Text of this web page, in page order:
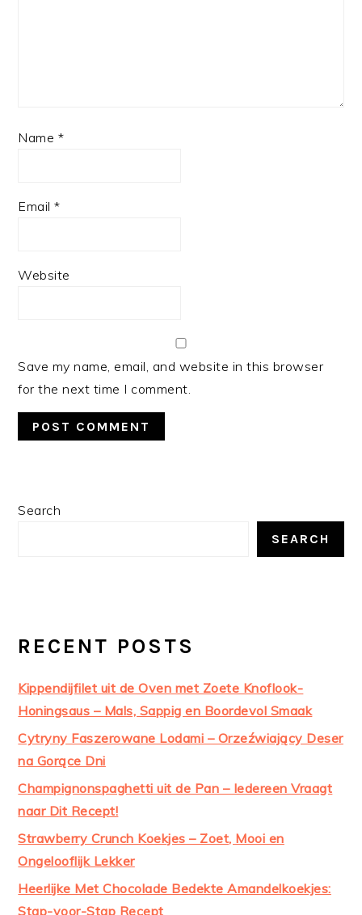
Name *
Email*
Website
Save my name, email, and website in this browser
for the next time I comment.
PRIMARY
Search
SEARCH
RECENT POSTS
Kippendijfilet uit de Oven met Zoete Knoflook-
Honingsaus – Mals, Sappig en Boordevol Smaak
Cytryny Faszerowane Lodami – Orzeźwiający Deser
na Gorące Dni
Champignonspaghetti uit de Pan – Iedereen Vraagt
naar Dit Recept!
Strawberry Crunch Koekjes – Zoet, Mooi en
Ongelooflijk Lekker
Heerlijke Met Chocolade Bedekte Amandelkoekjes:
Stap-voor-Stap Recept